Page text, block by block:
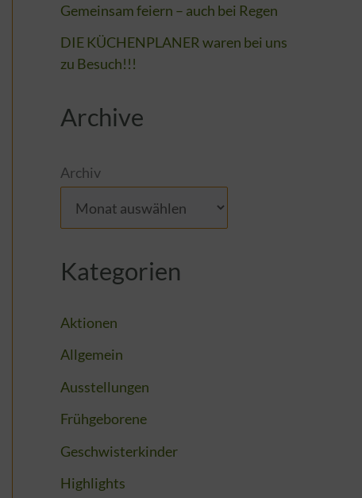
Gemeinsam feiern – auch bei Regen
DIE KÜCHENPLANER waren bei uns
zu Besuch!!!
Archive
Archiv
Kategorien
Aktionen
Allgemein
Ausstellungen
Frühgeborene
Geschwisterkinder
Highlights